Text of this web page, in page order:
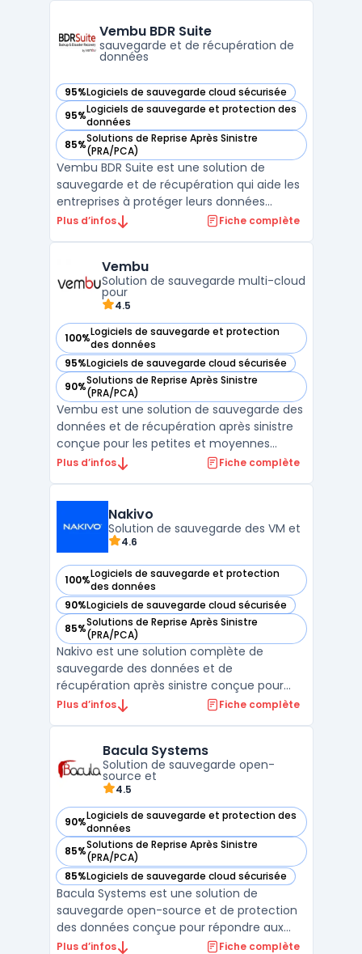
mondiale, la compression, la protection
contre les r ...
Vembu BDR Suite
sauvegarde et de récupération de
données
95%Logiciels de sauvegarde cloud sécurisée
— voir Vembu BDR Suite dans cette catégorie
95%Logiciels de sauvegarde et protection des
données
— voir Vembu BDR Suite dans cette catégorie
85%Solutions de Reprise Après Sinistre
(PRA/PCA)
— voir Vembu BDR Suite dans cette catégorie
Vembu BDR Suite est une solution de
sauvegarde et de récupération qui aide les
entreprises à protéger leurs données
critiques. La suite inclut des fonctionnalités
restauration granulaire, la migration de
données et la répli ...
Plus d’infos Fiche complète
Vembu
Solution de sauvegarde multi-cloud
pour
4.5
100%Logiciels de sauvegarde et protection
des données
— voir Vembu dans cette catégorie
95%Logiciels de sauvegarde cloud sécurisée
— voir Vembu dans cette catégorie
90%Solutions de Reprise Après Sinistre
(PRA/PCA)
— voir Vembu dans cette catégorie
Vembu est une solution de sauvegarde des
données et de récupération après sinistre
conçue pour les petites et moyennes
entreprises (PME). Elle offre une protection
entreprises de sécuriser leurs données
critiques tout en ...
Plus d’infos Fiche complète
Nakivo
Solution de sauvegarde des VM et
4.6
100%Logiciels de sauvegarde et protection
des données
— voir Nakivo dans cette catégorie
90%Logiciels de sauvegarde cloud sécurisée
— voir Nakivo dans cette catégorie
85%Solutions de Reprise Après Sinistre
(PRA/PCA)
— voir Nakivo dans cette catégorie
Nakivo est une solution complète de
sauvegarde des données et de
récupération après sinistre conçue pour
protéger les environnements VMware,
sécuriser leurs machines virtuelles (VM) et
leurs données critiques à travers ...
Plus d’infos Fiche complète
Bacula Systems
Solution de sauvegarde open-
source et
4.5
90%Logiciels de sauvegarde et protection des
données
— voir Bacula Systems dans cette catégorie
85%Solutions de Reprise Après Sinistre
(PRA/PCA)
— voir Bacula Systems dans cette catégorie
85%Logiciels de sauvegarde cloud sécurisée
— voir Bacula Systems dans cette catégorie
Bacula Systems est une solution de
sauvegarde open-source et de protection
des données conçue pour répondre aux
besoins des grandes entreprises et des
Plus d’infos Fiche complète